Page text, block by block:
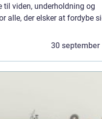
til viden, underholdning og
alle, der elsker at fordybe
30 september